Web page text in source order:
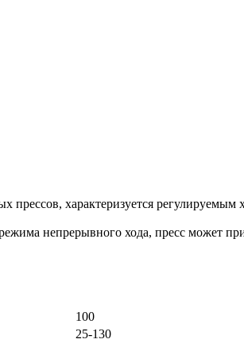
характеризуется регулируемым
непрерывного хода, пресс может
100
25-130